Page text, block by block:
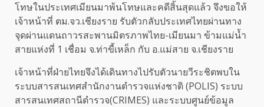
โทษในประเทศเมียนมาพ้นโทษและคดีสิ้นสุดแล้ว จึงขอให้
เจ้าหน้าที่ ตม.จว.เชียงราย รับตัวกลับประเทศไทยผ่านทาง
จุดผ่านแดนถาวรสะพานมิตรภาพไทย-เมียนมา ข้ามแม่น้ำ
สายแห่งที่ 1 เชื่อม จ.ท่าขี้เหล็ก กับ อ.แม่สาย จ.เชียงราย
เจ้าหน้าที่ฝ่ายไทยจึงได้เดินทางไปรับตัวนายวีระชิตพบใน
ระบบสารสนเทศสำนักงานตำรวจแห่งชาติ (POLIS) ระบบ
สารสนเทศสถานีตำรวจ(CRIMES) และระบบศูนย์ข้อมูล